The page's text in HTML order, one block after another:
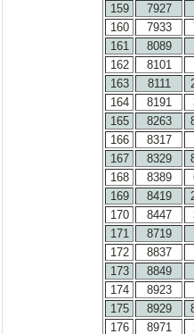
159
7927
160
7933
161
8089
162
8101
163
8111
164
8191
165
8263
166
8317
167
8329
168
8389
169
8419
170
8447
171
8719
172
8837
173
8849
174
8923
175
8929
176
8971